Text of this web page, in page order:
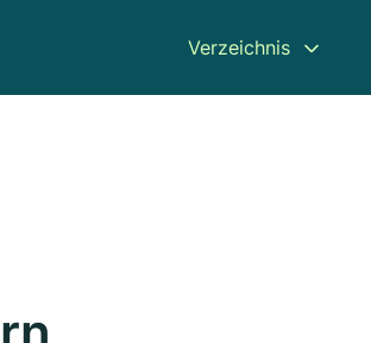
Verzeichnis